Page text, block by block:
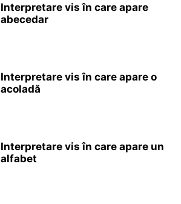
Interpretare vis în care apare
abecedar
Interpretare vis în care apare o
acoladă
Interpretare vis în care apare un
alfabet